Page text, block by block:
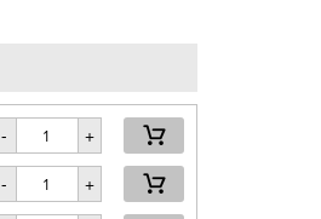
- +
- +